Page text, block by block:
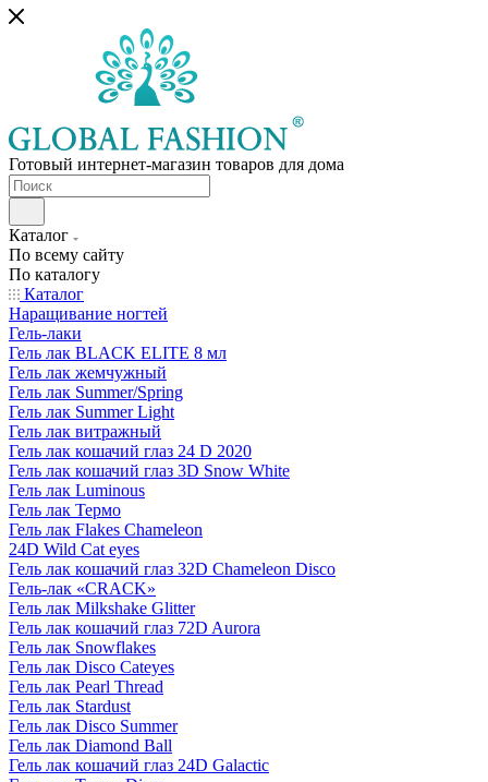
Готовый интернет-магазин товаров для дома
Каталог
По всему сайту
По каталогу
Каталог
Наращивание ногтей
Гель-лаки
Гель лак BLACK ELITE 8 мл
Гель лак жемчужный
Гель лак Summer/Spring
Гель лак Summer Light
Гель лак витражный
Гель лак кошачий глаз 24 D 2020
Гель лак кошачий глаз 3D Snow White
Гель лак Luminous
Гель лак Термо
Гель лак Flakes Chameleon
24D Wild Cat eyes
Гель лак кошачий глаз 32D Chameleon Disco
Гель-лак «CRACK»
Гель лак Milkshake Glitter
Гель лак кошачий глаз 72D Aurora
Гель лак Snowflakes
Гель лак Disco Cateyes
Гель лак Pearl Thread
Гель лак Stardust
Гель лак Disco Summer
Гель лак Diamond Ball
Гель лак кошачий глаз 24D Galactic